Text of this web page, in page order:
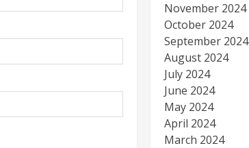
November 2024
October 2024
September 2024
August 2024
July 2024
June 2024
May 2024
April 2024
March 2024